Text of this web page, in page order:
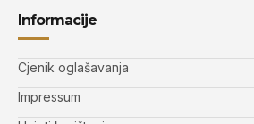
Informacije
Cjenik oglašavanja
Impressum